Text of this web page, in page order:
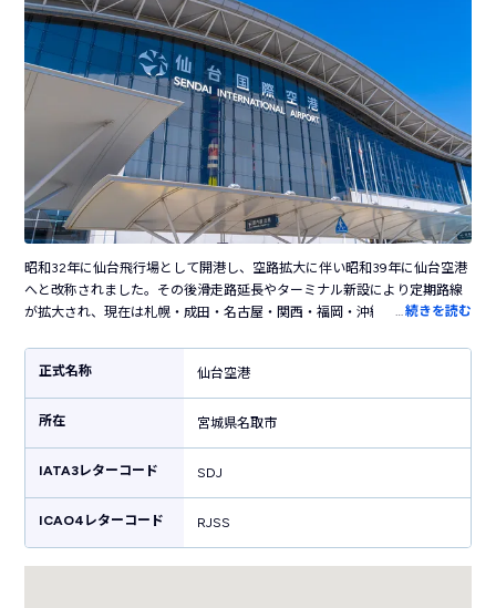
昭和32年に仙台飛行場として開港し、空路拡大に伴い昭和39年に仙台空港
へと改称されました。その後滑走路延長やターミナル新設により定期路線
が拡大され、現在は札幌・成田・名古屋・関西・福岡・沖縄など国内の主
り、東北地方初の国際空港としての運用が始まりました。そして、東日本
大震災が発生した際にはターミナルビル1階や航空機などを中心に甚大な被
害を受けましたが、わずか1ヵ月で臨時便の就航まで復旧。震災から1年経
った平成24年には民営化され「仙台国際空港」として再スタートがなされ
ています。
…続きを読む
正式名称 仙台空港
所在 宮城県名取市
IATA3レターコード SDJ
ICAO4レターコード RJSS